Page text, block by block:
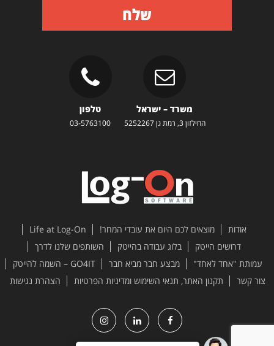
שלח
משרד – ישראל
החילזון 3, רמת גן 5252267
טלפון
03-5763100
אודות מוצאים לכם היום את עובדי המחר!
Life at Log-On
דרושים הייטק
בלוג עבודה בהייטק
השותפים שלנו לדרך
עמותת "אחד לאחד"
מבצע חבר מביא חבר
GO4IT – השמה להייטק
צור קשר
תקנון האתר, תנאי השימוש ומדיניות הפרטיות הצהרת נגישות